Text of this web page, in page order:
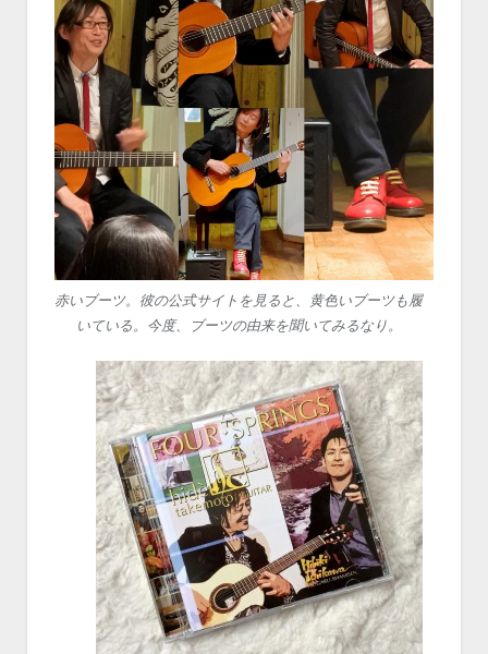
赤いブーツ。彼の公式サイトを見ると、黄色いブーツも履
いている。今度、ブーツの由来を聞いてみるなり。